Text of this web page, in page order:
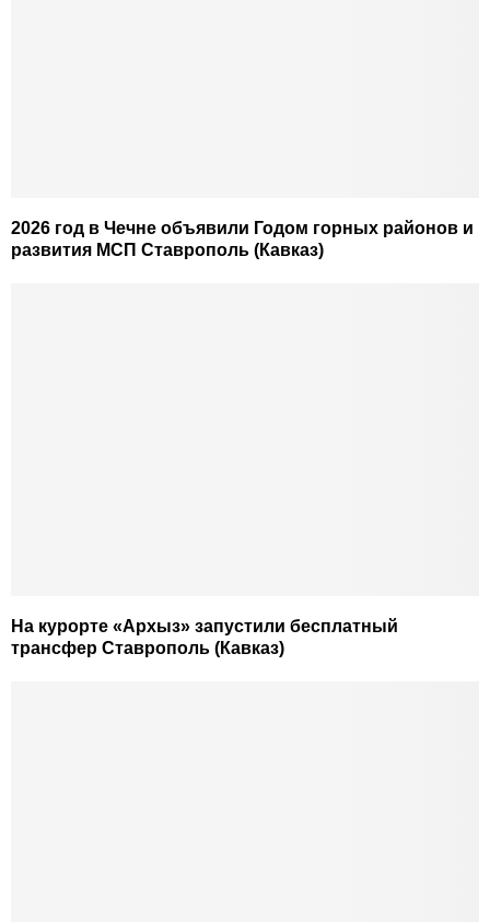
2026 год в Чечне объявили Годом горных районов и
развития МСП Ставрополь (Кавказ)
На курорте «Архыз» запустили бесплатный
трансфер Ставрополь (Кавказ)